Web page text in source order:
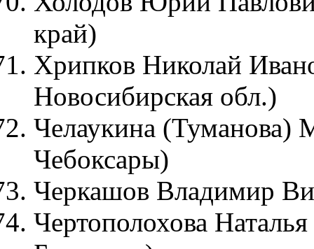
край)
Хрипков Николай
Новосибирская обл.)
Челаукина (Туманова)
Чебоксары)
Черкашов Владимир
Чертополохова